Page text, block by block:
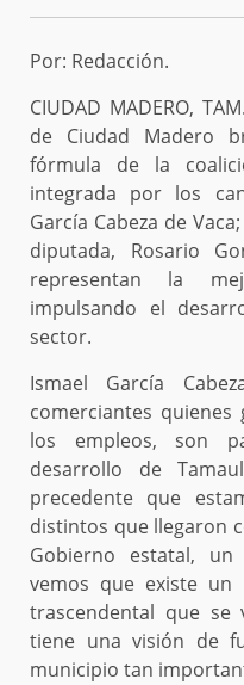
Por: Redacción.
CIUDAD MADERO,
de Ciudad Madero
fórmula de la
integrada por los
García Cabeza de
diputada, Rosario
representan la
impulsando el
sector.
Ismael García
comerciantes
los empleos, son
desarrollo de
precedente que
distintos que llegaron
Gobierno estatal,
vemos que existe un
trascendental que se
tiene una visión de
municipio tan